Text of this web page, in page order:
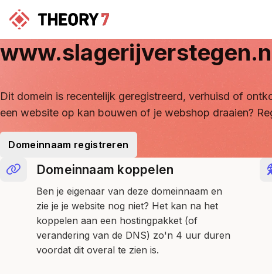
Dit domein is recentelijk geregistreerd, verhuisd of
een website op kan bouwen of je webshop draaien?
Domeinnaam registreren
Domeinnaam koppelen
Ben je eigenaar van deze domeinnaam en
zie je je website nog niet? Het kan na het
koppelen aan een hostingpakket (of
verandering van de DNS) zo'n 4 uur duren
voordat dit overal te zien is.